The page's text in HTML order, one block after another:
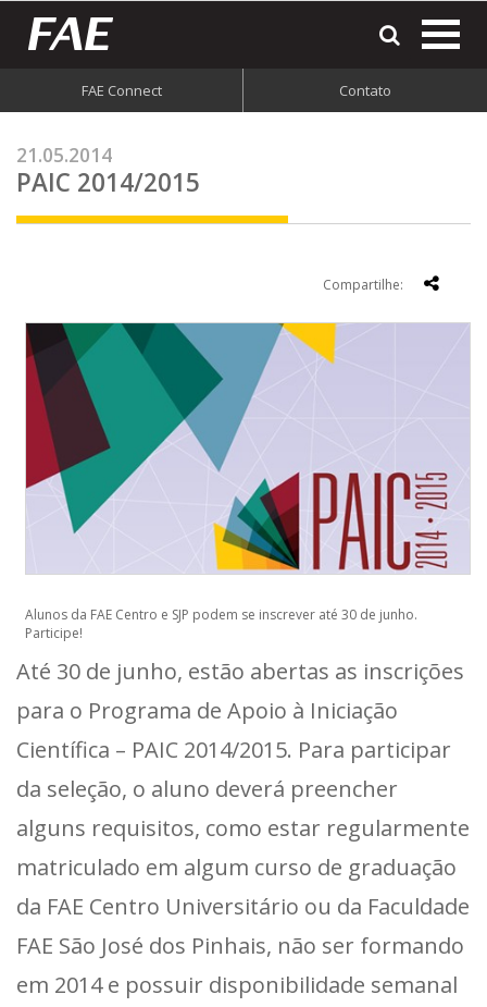
FAE Connect Contato
21.05.2014
PAIC 2014/2015
Compartilhe:
Alunos da FAE Centro e SJP podem se inscrever até 30 de junho.
Participe!
Até 30 de junho, estão abertas as inscrições
para o Programa de Apoio à Iniciação
Científica – PAIC 2014/2015. Para participar
da seleção, o aluno deverá preencher
alguns requisitos, como estar regularmente
matriculado em algum curso de graduação
da FAE Centro Universitário ou da Faculdade
FAE São José dos Pinhais, não ser formando
em 2014 e possuir disponibilidade semanal